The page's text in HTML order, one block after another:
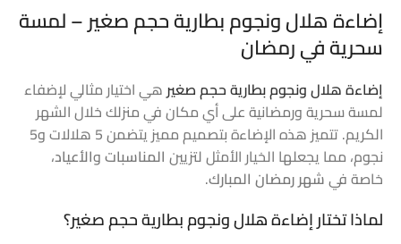
إضاءة هلال ونجوم بطارية حجم صغير – لمسة
سحرية في رمضان
إضاءة هلال ونجوم بطارية حجم صغير هي اختيار مثالي لإضفاء
لمسة سحرية ورمضانية على أي مكان في منزلك خلال الشهر
الكريم. تتميز هذه الإضاءة بتصميم مميز يتضمن 5 هلالات و5
نجوم، مما يجعلها الخيار الأمثل لتزيين المناسباتوالأعياد،
خاصة فيشهر رمضان المبارك.
لماذا تختار إضاءة هلال ونجوم بطارية حجم صغير؟